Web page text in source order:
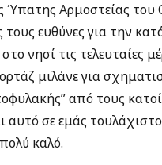
Ύπατης Αρμοστείας του
τους ευθύνες για την
νησί τις τελευταίες
μιλάνε για
από τους
αυτό σε εμάς
καλό.